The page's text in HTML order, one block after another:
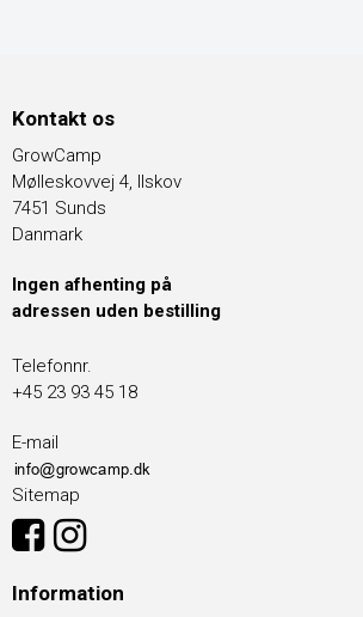
Kontakt os
GrowCamp
Mølleskovvej 4, Ilskov
7451 Sunds
Danmark
Ingen afhenting på
adressen uden bestilling
Telefonnr.
+45 23 93 45 18
E-mail
Sitemap
Information